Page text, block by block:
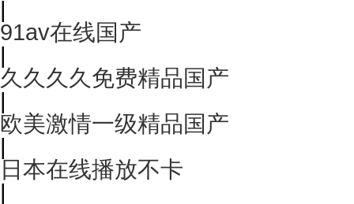
|
91av在线国产
|
久久久久免费精品国产
|
欧美激情一级精品国产
|
日本在线播放不卡
|